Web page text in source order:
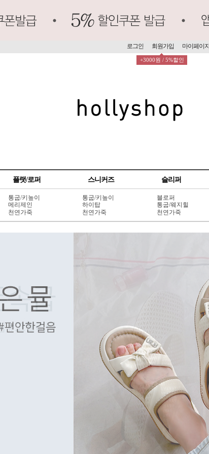
로그인 회원가입
+3000원 / 5%할인
마이페이지
플랫/로퍼 스니커즈 슬리퍼
통굽/키높이
메리제인
천연가죽
통굽/키높이
하이탑
천연가죽
블로퍼
통굽/웨지힐
천연가죽